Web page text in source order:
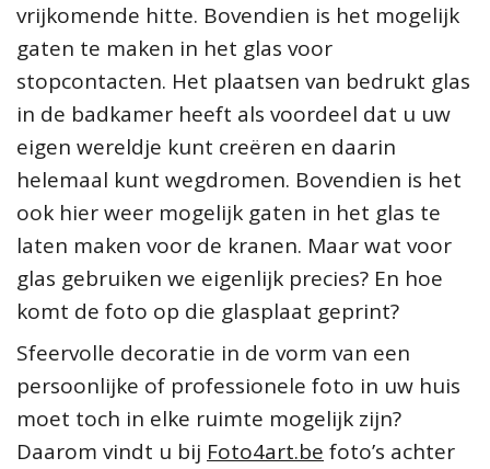
vrijkomende hitte. Bovendien is het mogelijk
gaten te maken in het glas voor
stopcontacten. Het plaatsen van bedrukt glas
in de badkamer heeft als voordeel dat u uw
eigen wereldje kunt creëren en daarin
helemaal kunt wegdromen. Bovendien is het
ook hier weer mogelijk gaten in het glas te
laten maken voor de kranen. Maar wat voor
glas gebruiken we eigenlijk precies? En hoe
komt de foto op die glasplaat geprint?
Sfeervolle decoratie in de vorm van een
persoonlijke of professionele foto in uw huis
moet toch in elke ruimte mogelijk zijn?
Daarom vindt u bij Foto4art.be foto’s achter